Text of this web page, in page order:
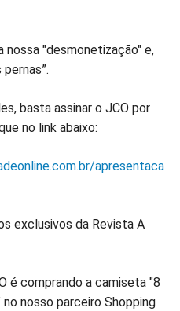
nossa "desmonetização" e,
basta assinar o JCO por
no link abaixo:
apresentaca
exclusivos da Revista A
é comprando a camiseta "8
no nosso parceiro Shopping